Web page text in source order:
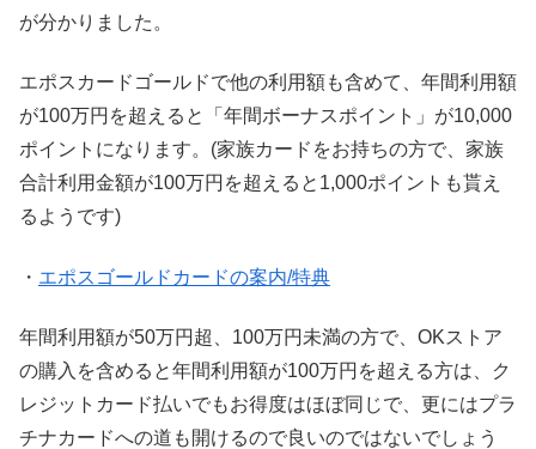
が分かりました。
エポスカードゴールドで他の利用額も含めて、年間利用額
が100万円を超えると「年間ボーナスポイント」が10,000
ポイントになります。(家族カードをお持ちの方で、家族
合計利用金額が100万円を超えると1,000ポイントも貰え
るようです)
・ エポスゴールドカードの案内/特典
年間利用額が50万円超、100万円未満の方で、OKストア
の購入を含めると年間利用額が100万円を超える方は、ク
レジットカード払いでもお得度はほぼ同じで、更にはプラ
チナカードへの道も開けるので良いのではないでしょう